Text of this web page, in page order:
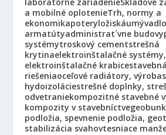
a mobilné oplotenieTrh, normy a
ekonomikapoteryložiská
armatútyadministrat´vne budovy
systémytroskový cementstrešná
krytinaelektroinštalačné systémy,
elektroinštalačné krabice
riešeniaoceľové radiátory, výroba
hydoizoláciestrešné doplnky,
odvetraniekompozitné stavebné
kompozity v stavebníctve
podložia, spevnenie podložia,
stabilizácia svahovtesniace